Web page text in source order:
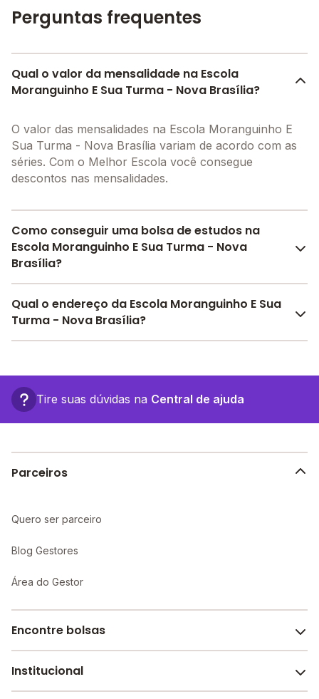
Perguntas frequentes
Qual o valor da mensalidade na Escola
Moranguinho E Sua Turma - Nova Brasília?
O valor das mensalidades na Escola Moranguinho E
Sua Turma - Nova Brasília variam de acordo com as
séries. Com o Melhor Escola você consegue
descontos nas mensalidades.
Como conseguir uma bolsa de estudos na
Escola Moranguinho E Sua Turma - Nova
Brasília?
Pesquise bolsas disponíveis no Melhor Escola e
encontre o melhor desconto para você.
Qual o endereço da Escola Moranguinho E Sua
Turma - Nova Brasília?
fica em: Alameda Santa Maria, 5 - Salvador - BA.
Tire suas dúvidas na Central de ajuda
Parceiros
Quero ser parceiro
Blog Gestores
Área do Gestor
Encontre bolsas
Melhores escolas de São Paulo
Institucional